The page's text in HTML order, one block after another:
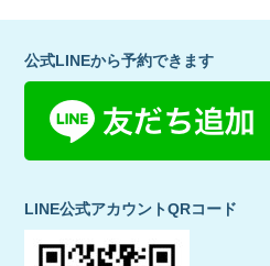
公式LINEから予約できます
LINE公式アカウントQRコード